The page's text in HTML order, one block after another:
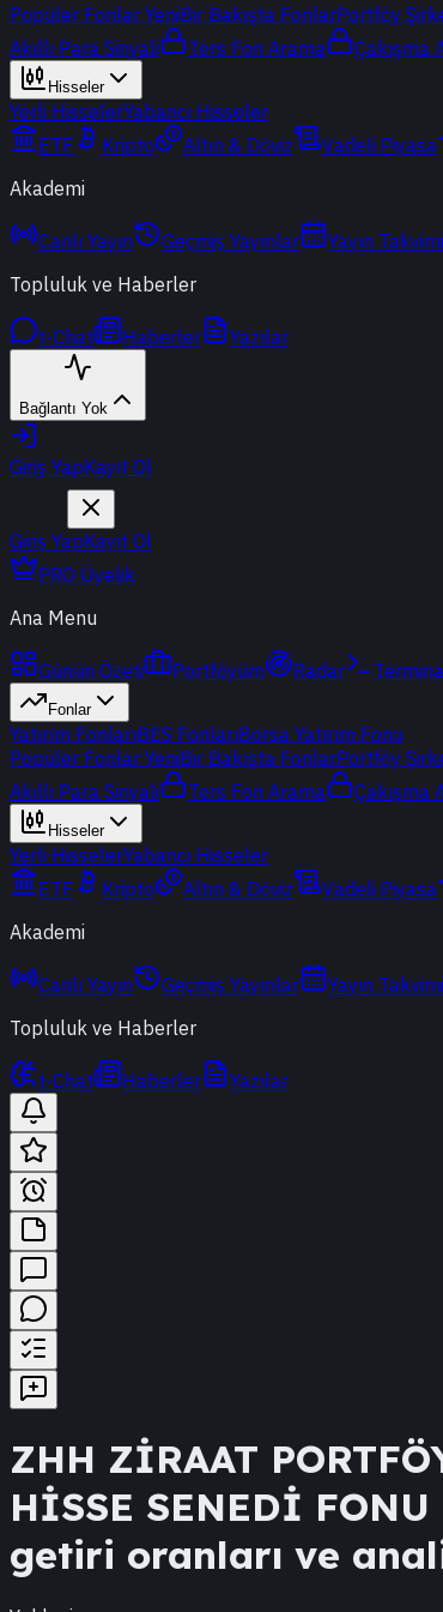
Popüler Fonlar YeniBir Bakışta FonlarPortföy
Akıllı Para Sinyali
Ters Fon Arama Çakışma
Hisseler
Yerli HisselerYabancı Hisseler
ETF
Kripto Altın & Döviz Vadeli Piyasa
Akademi
Canlı Yayın Geçmiş Yayınlar
Yayın Takvimi
Topluluk ve Haberler
t-Chat Haberler Yazılar
Bağlantı Yok
Giriş YapKayıt Ol
Giriş YapKayıt Ol
PRO Üyelik
Ana Menu
Günün Özeti Portföyüm Radar
Fonlar
Yatırım FonlarıBES FonlarıBorsa Yatırım Fonu
Popüler Fonlar YeniBir Bakışta FonlarPortföy
Akıllı Para Sinyali
Ters Fon Arama Çakışma
Hisseler
Yerli HisselerYabancı Hisseler
ETF
Kripto Altın & Döviz Vadeli Piyasa
Akademi
Canlı Yayın Geçmiş Yayınlar
Yayın Takvimi
Topluluk ve Haberler
t-Chat Haberler Yazılar
ZHH ZİRAAT
HİSSE SENEDİ
getiri oranları ve